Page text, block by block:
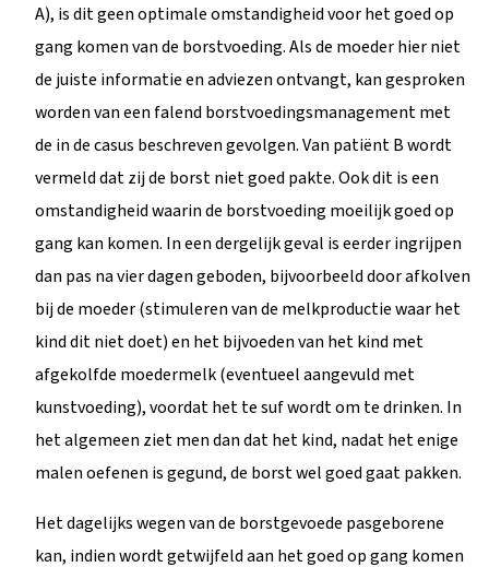
A), is dit geen optimale omstandigheid voor het goed op
gang komen van de borstvoeding. Als de moeder hier niet
de juiste informatie en adviezen ontvangt, kan gesproken
worden van een falend borstvoedingsmanagement met
de in de casus beschreven gevolgen. Van patiënt B wordt
vermeld dat zij de borst niet goed pakte. Ook dit is een
omstandigheid waarin de borstvoeding moeilijk goed op
gang kan komen. In een dergelijk geval is eerder ingrijpen
dan pas na vier dagen geboden, bijvoorbeeld door afkolven
bij de moeder (stimuleren van de melkproductie waar het
kind dit niet doet) en het bijvoeden van het kind met
afgekolfde moedermelk (eventueel aangevuld met
kunstvoeding), voordat het te suf wordt om te drinken. In
het algemeen ziet men dan dat het kind, nadat het enige
malen oefenen is gegund, de borst wel goed gaat pakken.
Het dagelijks wegen van de borstgevoede pasgeborene
kan, indien wordt getwijfeld aan het goed op gang komen